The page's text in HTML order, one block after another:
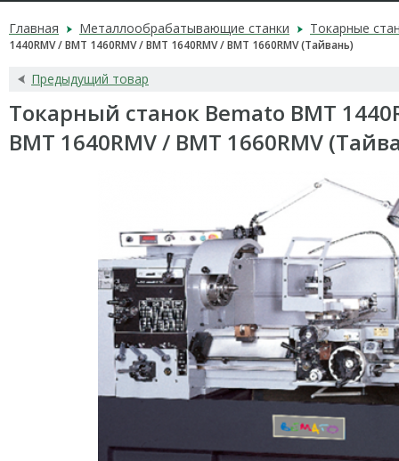
Главная Металлообрабатывающие станки Токарные
1440RMV / BMT 1460RMV / BMT 1640RMV / BMT 1660RMV (Тайвань)
Предыдущий товар
Токарный станок Bemato BMT
BMT 1640RMV / BMT 1660RMV